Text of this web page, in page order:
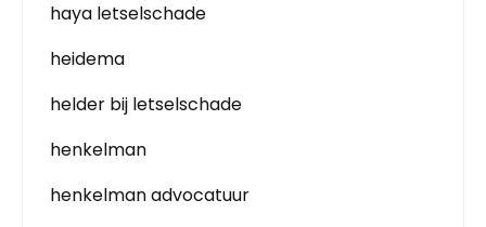
haya letselschade
heidema
helder bij letselschade
henkelman
henkelman advocatuur